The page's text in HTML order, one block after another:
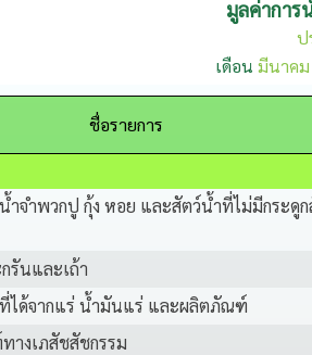
มูลค่าการ
ป
เดือน มีนาค
ชื่อรายการ
ำจำพวกปู กุ้ง หอย และสัตว์น้ำที่ไม่มีกระดู
รันและเถ้า
ที่ได้จากแร่ น้ำมันแร่ และผลิตภัณฑ์
างเภสัชสัชกรรม